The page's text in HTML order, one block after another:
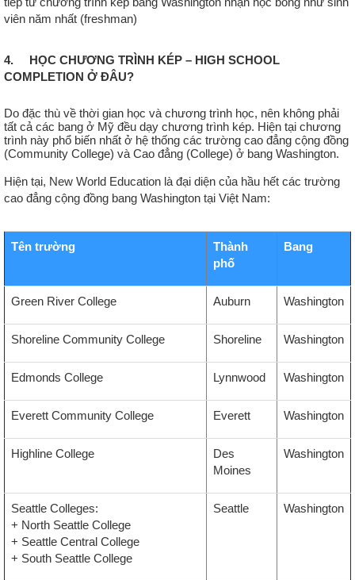
viên năm nhất (freshman)
4. HỌC CHƯƠNG TRÌNH KÉP – HIGH SCHOOL
COMPLETION Ở ĐÂU?
Do đặc thù về thời gian học và chương trình học, nên không phải
tất cả các bang ở Mỹ đều dạy chương trình kép. Hiện tại chương
trình này phổ biến nhất ở hệ thống các trường cao đẳng cộng đồng
(Community College) và Cao đẳng (College) ở bang Washington.
Hiện tại, New World Education là đại diện của hầu hết các trường
cao đẳng cộng đồng bang Washington tại Việt Nam:
Tên trường
Thành
phố
Bang
Green River College Auburn Washington
Shoreline Community College Shoreline Washington
Edmonds College Lynnwood Washington
Everett Community College Everett Washington
Highline College
Des
Moines
Washington
Seattle Colleges:
+ North Seattle College
+ Seattle Central College
+ South Seattle College
Seattle Washington